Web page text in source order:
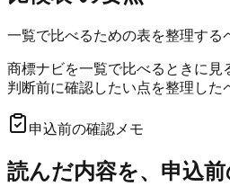
一覧で比べるための表を整理する
商標ナビを一覧で比べるときに見
判断前に確認したい点を整理した
申込前の確認メモ
読んだ内容を、申込